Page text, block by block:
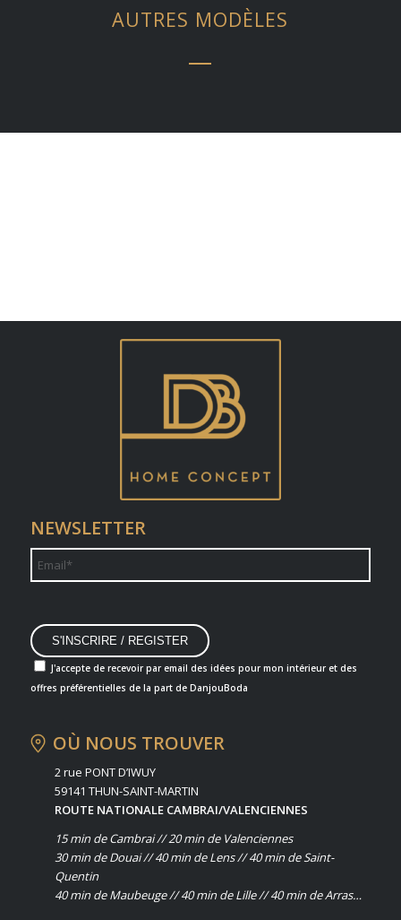
AUTRES MODÈLES
NEWSLETTER
J'accepte de recevoir par email des idées pour mon intérieur et des
offres préférentielles de la part de DanjouBoda
OÙ NOUS TROUVER
2 rue PONT D’IWUY
59141 THUN-SAINT-MARTIN
ROUTE NATIONALE CAMBRAI/VALENCIENNES
15 min de Cambrai // 20 min de Valenciennes
30 min de Douai // 40 min de Lens // 40 min de Saint-
Quentin
40 min de Maubeuge // 40 min de Lille // 40 min de Arras…